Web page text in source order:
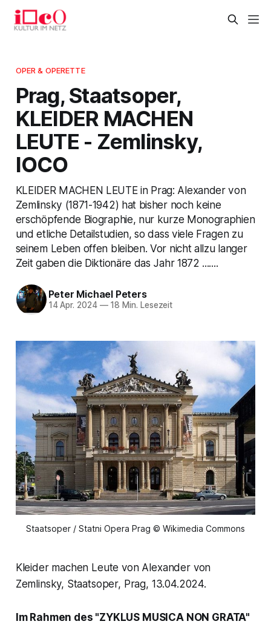
OPER & OPERETTE
Prag, Staatsoper,
KLEIDER MACHEN
LEUTE - Zemlinsky,
IOCO
KLEIDER MACHEN LEUTE in Prag: Alexander von
Zemlinsky (1871-1942) hat bisher noch keine
erschöpfende Biographie, nur kurze Monographien
und etliche Detailstudien, so dass viele Fragen zu
seinem Leben offen bleiben. Vor nicht allzu langer
Zeit gaben die Diktionäre das Jahr 1872 .......
Peter Michael Peters
14 Apr. 2024 —18 Min. Lesezeit
Staatsoper / Statni Opera Prag © Wikimedia Commons
Kleider machen Leute von Alexander von
Zemlinsky, Staatsoper, Prag, 13.04.2024.
Im Rahmen des "ZYKLUS MUSICA NON GRATA"